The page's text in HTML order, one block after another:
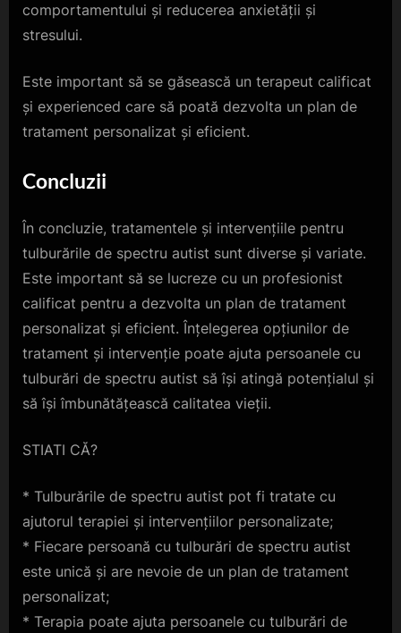
comportamentului și reducerea anxietății și
stresului.
Este important să se găsească un terapeut calificat
și experienced care să poată dezvolta un plan de
tratament personalizat și eficient.
Concluzii
În concluzie, tratamentele și intervențiile pentru
tulburările de spectru autist sunt diverse și variate.
Este important să se lucreze cu un profesionist
calificat pentru a dezvolta un plan de tratament
personalizat și eficient. Înțelegerea opțiunilor de
tratament și intervenție poate ajuta persoanele cu
tulburări de spectru autist să își atingă potențialul și
să își îmbunătățească calitatea vieții.
STIATI CĂ?
* Tulburările de spectru autist pot fi tratate cu
ajutorul terapiei și intervențiilor personalizate;
* Fiecare persoană cu tulburări de spectru autist
este unică și are nevoie de un plan de tratament
personalizat;
* Terapia poate ajuta persoanele cu tulburări de